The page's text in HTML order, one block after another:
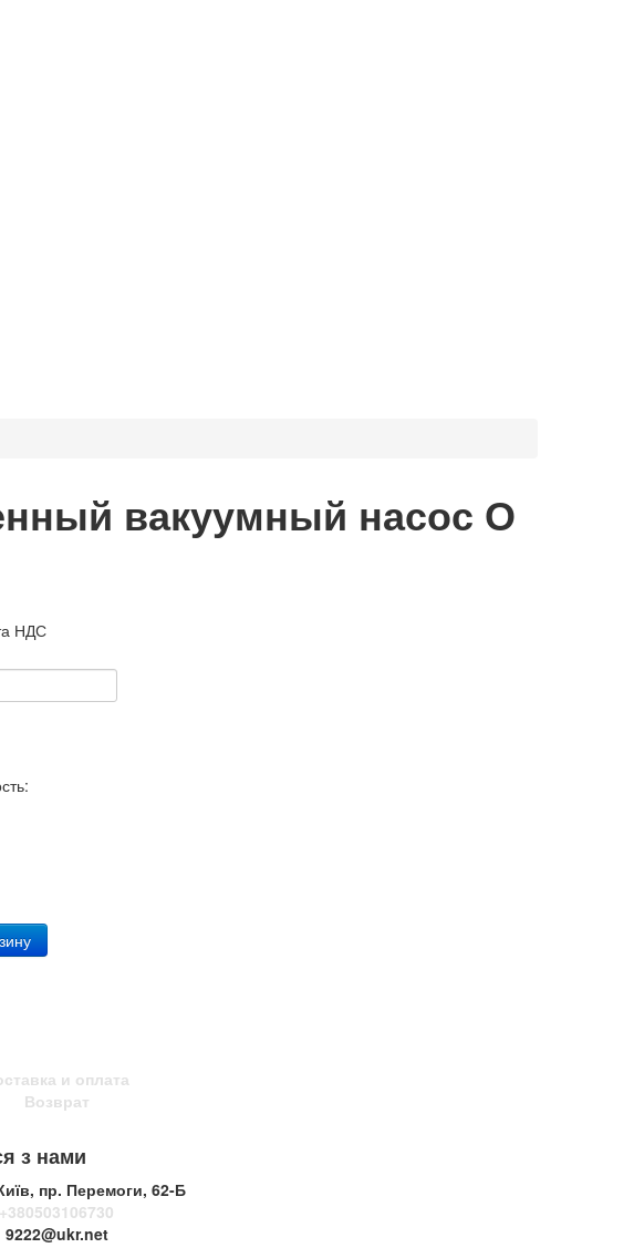
вакуумный насос О
НДС
и оплата
Возврат
з нами
пр. Перемоги, 62-Б
+380503106730
9222@ukr.net